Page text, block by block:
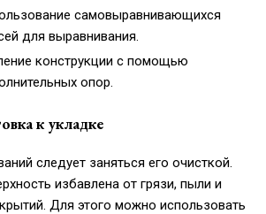
самовыравнивающихся
для выравнивания.
конструкции с помощью
опор.
к укладке
следует заняться его очисткой.
избавлена от грязи, пыли и
Для этого можно использовать